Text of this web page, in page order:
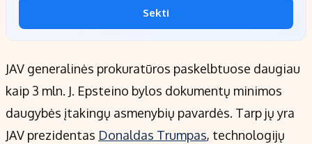
Sekti
JAV generalinės prokuratūros paskelbtuose daugiau
kaip 3 mln. J. Epsteino bylos dokumentų minimos
daugybės įtakingų asmenybių pavardės. Tarp jų yra
JAV prezidentas Donaldas Trumpas, technologijų